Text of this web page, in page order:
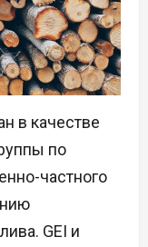
в качестве
по
частного
GEI и